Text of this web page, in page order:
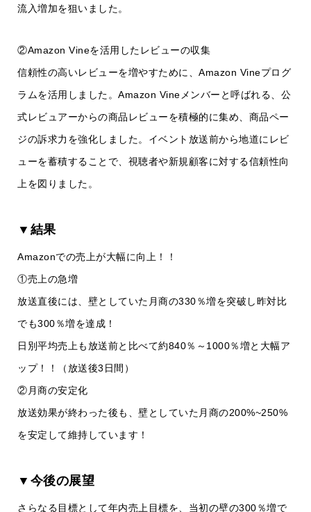
流入増加を狙いました。
②Amazon Vineを活用したレビューの収集
信頼性の高いレビューを増やすために、Amazon Vineプログ
ラムを活用しました。Amazon Vineメンバーと呼ばれる、公
式レビュアーからの商品レビューを積極的に集め、商品ペー
ジの訴求力を強化しました。イベント放送前から地道にレビ
ューを蓄積することで、視聴者や新規顧客に対する信頼性向
上を図りました。
▼結果
Amazonでの売上が大幅に向上！！
①売上の急増
放送直後には、壁としていた月商の330％増を突破し昨対比
でも300％増を達成！
日別平均売上も放送前と比べて約840％～1000％増と大幅ア
ップ！！（放送後3日間）
②月商の安定化
放送効果が終わった後も、壁としていた月商の200%~250%
を安定して維持しています！
▼今後の展望
さらなる目標として年内売上目標を、当初の壁の300％増で